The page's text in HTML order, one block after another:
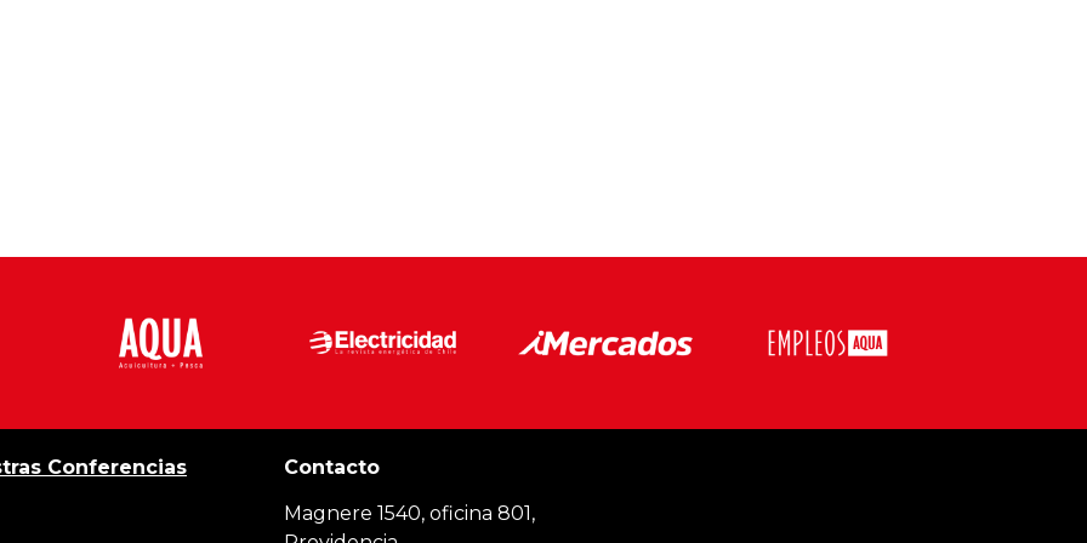
Conferencias Contacto
Magnere 1540, oficina 801,